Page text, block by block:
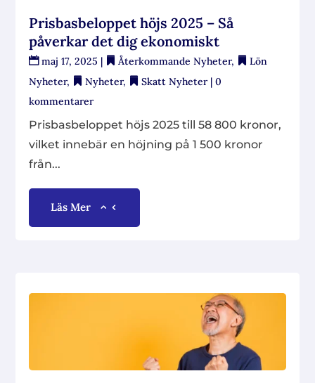
Prisbasbeloppet höjs 2025 – Så
påverkar det dig ekonomiskt
maj 17, 2025 | Återkommande Nyheter,
Lön
Nyheter, Nyheter, Skatt Nyheter| 0
kommentarer
Prisbasbeloppet höjs 2025 till 58 800 kronor,
vilket innebär en höjning på 1 500 kronor
från...
Läs Mer